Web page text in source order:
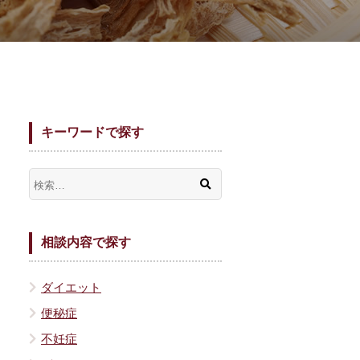
キーワードで探す
相談内容で探す
ダイエット
便秘症
不妊症